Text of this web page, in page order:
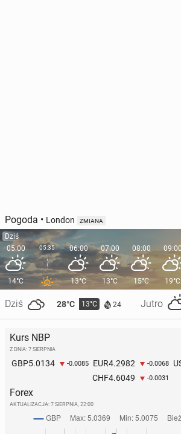
Pogoda • London ZMIANA
Dziś
05:00
14°C
Dziś 28°C 13°C 24 Jutro
05:35 06:00
13°C
07:00
13°C
08:00
15°C
09:00
19°C
Kurs NBP
Z DNIA: 7 SIERPNIA
GBP5.0134 -0.0085 EUR4.2982 -0.0068
CHF4.6049 -0.0031
Forex
AKTUALIZACJA: 7 SIERPNIA, 22:00